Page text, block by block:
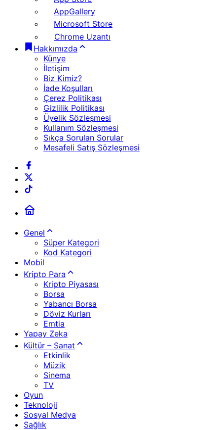
AppGallery
Microsoft Store
Chrome Uzantı
Hakkımızda
Künye
İletişim
Biz Kimiz?
İade Koşulları
Çerez Politikası
Gizlilik Politikası
Üyelik Sözleşmesi
Kullanım Sözleşmesi
Sıkça Sorulan Sorular
Mesafeli Satış Sözleşmesi
Genel
Süper Kategori
Kod Kategori
Mobil
Kripto Para
Kripto Piyasası
Borsa
Yabancı Borsa
Döviz Kurları
Emtia
Yapay Zeka
Kültür – Sanat
Etkinlik
Müzik
Sinema
TV
Oyun
Teknoloji
Sosyal Medya
Sağlık